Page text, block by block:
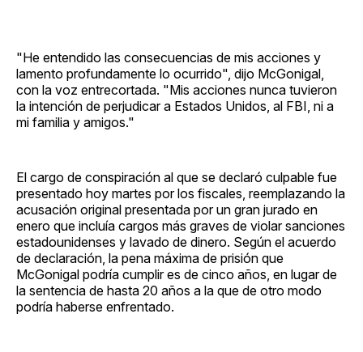
"He entendido las consecuencias de mis acciones y
lamento profundamente lo ocurrido", dijo McGonigal,
con la voz entrecortada. "Mis acciones nunca tuvieron
la intención de perjudicar a Estados Unidos, al FBI, ni a
mi familia y amigos."
El cargo de conspiración al que se declaró culpable fue
presentado hoy martes por los fiscales, reemplazando la
acusación original presentada por un gran jurado en
enero que incluía cargos más graves de violar sanciones
estadounidenses y lavado de dinero. Según el acuerdo
de declaración, la pena máxima de prisión que
McGonigal podría cumplir es de cinco años, en lugar de
la sentencia de hasta 20 años a la que de otro modo
podría haberse enfrentado.